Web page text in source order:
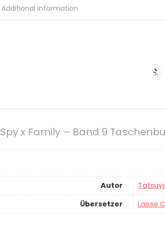
Additional information
Spy x Family – Band 9
Autor
Übersetzer
Lasse